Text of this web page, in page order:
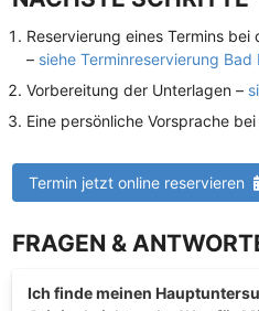
Reservierung eines Termins
– siehe Terminreservierung Bad
Vorbereitung der Unterlagen –
Eine persönliche Vorsprache
Termin jetzt online reservieren
FRAGEN &
Ich finde meinen